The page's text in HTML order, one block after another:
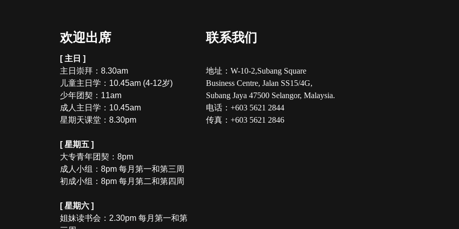
欢迎出席
[ 主日 ]
主日崇拜：8.30am
儿童主日学：10.45am (4-12岁)
少年团契：11am
成人主日学：10.45am
星期天课堂：8.30pm
[ 星期五 ]
大专青年团契：8pm
成人小组：8pm 每月第一和第三周
初成小组：8pm 每月第二和第四周
[ 星期六 ]
姐妹读书会：2.30pm 每月第一和第
联系我们
地址：W-10-2,Subang Square
Business Centre, Jalan SS15/4G,
Subang Jaya 47500 Selangor, Malaysia.
电话：+603 5621 2844
传真：+603 5621 2846